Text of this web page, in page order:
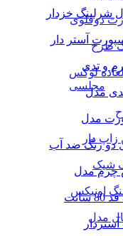
لوکس
مجلسی
دار
شیک
اونیکس
آستر دار
و تدی
دو رنگ ضد آب